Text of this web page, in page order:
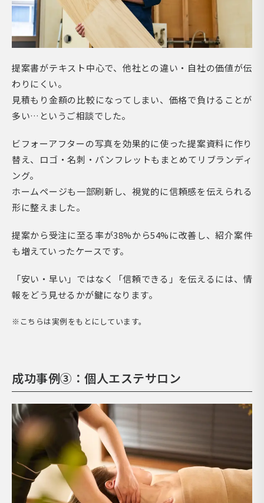
提案書がテキスト中心で、他社との違い・自社の価値が伝
わりにくい。
見積もり金額の比較になってしまい、価格で負けることが
多い…というご相談でした。
ビフォーアフターの写真を効果的に使った提案資料に作り
替え、ロゴ・名刺・パンフレットもまとめてリブランディ
ング。
ホームページも一部刷新し、視覚的に信頼感を伝えられる
形に整えました。
提案から受注に至る率が38%から54%に改善し、紹介案件
も増えていったケースです。
「安い・早い」ではなく「信頼できる」を伝えるには、情
報をどう見せるかが鍵になります。
※こちらは実例をもとにしています。
成功事例③：個人エステサロン